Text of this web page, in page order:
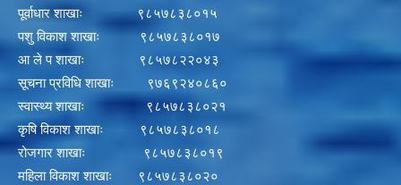
पूर्वाधार शाखाः ९८५७८३८०१५
पशु विकाश शाखाः ९८५७८३८०१७
आ ले प शाखाः ९८५७८२२०४३
सूचना प्रविधि शाखाः ९७६९२४०८६०
स्वास्थ्य शाखाः ९८५७८३८०२१
कृषि विकाश शाखाः ९८५७८३८०१८
रोजगार शाखाः ९८५७८३८०१९
महिला विकाश शाखाः ९८५७८३८०२०